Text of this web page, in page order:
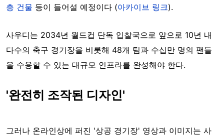
층 건물 등이 들어설 예정이다 (아카이브 링크).
사우디는 2034년 월드컵 단독 입찰국으로 앞으로 10년 내
다수의 축구 경기장을 비롯해 48개 팀과 수십만 명의 팬들
을 수용할 수 있는 대규모 인프라를 완성해야 한다.
'완전히 조작된 디자인'
그러나 온라인상에 퍼진 '상공 경기장' 영상과 이미지는 사